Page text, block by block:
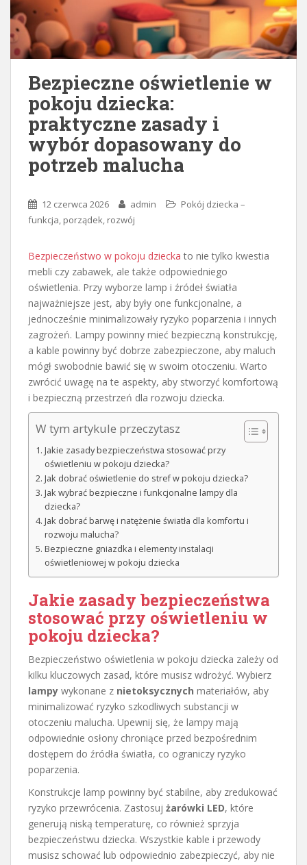
Bezpieczne oświetlenie w
pokoju dziecka:
praktyczne zasady i
wybór dopasowany do
potrzeb malucha
12 czerwca 2026 admin
Pokój dziecka –
funkcja, porządek, rozwój
Bezpieczeństwo w pokoju dziecka to nie tylko kwestia
mebli czy zabawek, ale także odpowiedniego
oświetlenia. Przy wyborze lamp i źródeł światła
najważniejsze jest, aby były one funkcjonalne, a
jednocześnie minimalizowały ryzyko poparzenia i innych
zagrożeń. Lampy powinny mieć bezpieczną konstrukcję,
a kable powinny być dobrze zabezpieczone, aby maluch
mógł swobodnie bawić się w swoim otoczeniu. Warto
zwrócić uwagę na te aspekty, aby stworzyć komfortową
i bezpieczną przestrzeń dla rozwoju dziecka.
W tym artykule przeczytasz
Jakie zasady bezpieczeństwa stosować przy
oświetleniu w pokoju dziecka?
Jak dobrać oświetlenie do stref w pokoju dziecka?
Jak wybrać bezpieczne i funkcjonalne lampy dla
dziecka?
Jak dobrać barwę i natężenie światła dla komfortu i
rozwoju malucha?
Bezpieczne gniazdka i elementy instalacji
oświetleniowej w pokoju dziecka
Jakie zasady bezpieczeństwa
stosować przy oświetleniu w
pokoju dziecka?
Bezpieczeństwo oświetlenia w pokoju dziecka zależy od
kilku kluczowych zasad, które musisz wdrożyć. Wybierz
lampy wykonane z nietoksycznych materiałów, aby
minimalizować ryzyko szkodliwych substancji w
otoczeniu malucha. Upewnij się, że lampy mają
odpowiednie osłony chroniące przed bezpośrednim
dostępem do źródła światła, co ograniczy ryzyko
poparzenia.
Konstrukcje lamp powinny być stabilne, aby zredukować
ryzyko przewrócenia. Zastosuj żarówki LED, które
generują niską temperaturę, co również sprzyja
bezpieczeństwu dziecka. Wszystkie kable i przewody
musisz schować lub odpowiednio zabezpieczyć, aby nie